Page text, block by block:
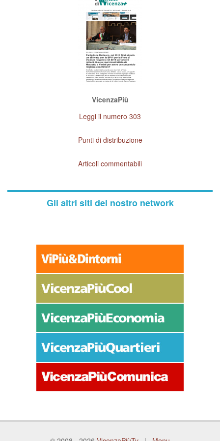
VicenzaPiù
Leggi il numero 303
Punti di distribuzione
Articoli commentabili
Gli altri siti del nostro network